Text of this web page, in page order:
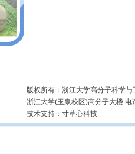
版权所有：浙江大学高分子科
浙江大学(玉泉校区)高分子大楼
技术支持： 寸草心科技